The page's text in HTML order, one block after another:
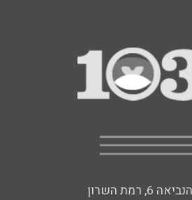
רמת השרון